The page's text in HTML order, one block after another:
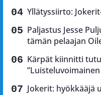
Yllätyssiirto:
Paljastus Jesse
tämän pelaajan
Kärpät kiinnitti
”Luisteluvoimainen
Jokerit: hyökkääjä